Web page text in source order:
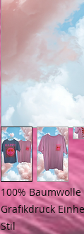
100%
Grafikdruck
Stil